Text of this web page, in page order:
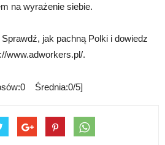
na wyrażenie siebie.
jak pachną Polki i dowiedz
www.adworkers.pl/.
Średnia:0/5]